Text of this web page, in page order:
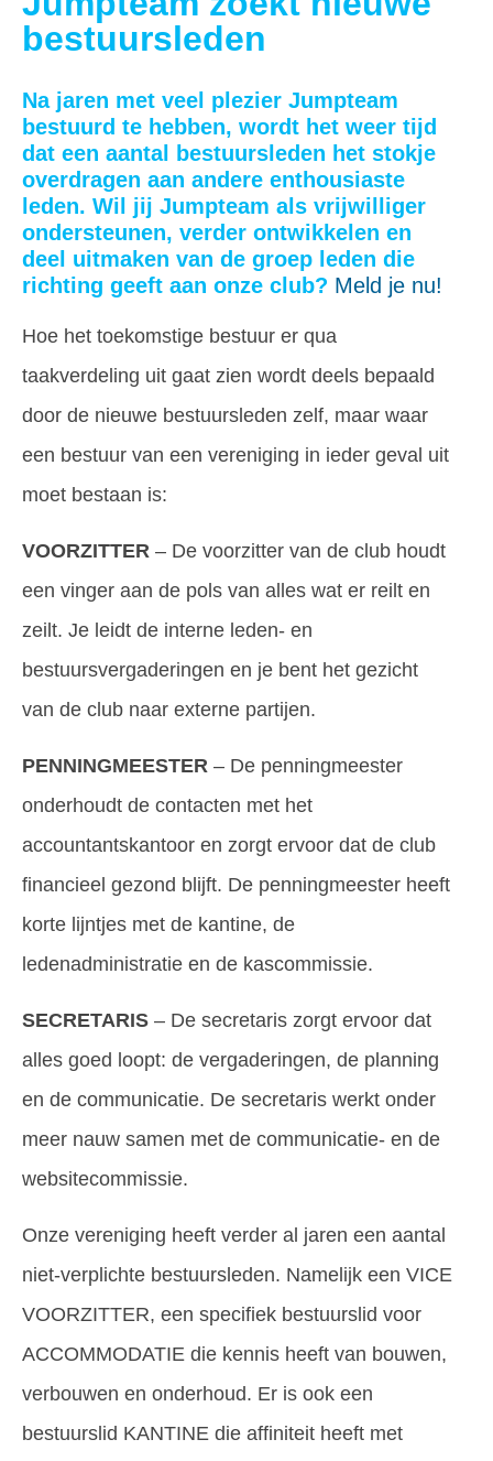
bestuursleden
Na jaren met veel plezier Jumpteam
bestuurd te hebben, wordt het weer tijd
dat een aantal bestuursleden het stokje
overdragen aan andere enthousiaste
leden. Wil jij Jumpteam als vrijwilliger
ondersteunen, verder ontwikkelen en
deel uitmaken van de groep leden die
richting geeft aan onze club? Meld je nu!
Hoe het toekomstige bestuur er qua
taakverdeling uit gaat zien wordt deels bepaald
door de nieuwe bestuursleden zelf, maar waar
een bestuur van een vereniging in ieder geval uit
moet bestaan is:
VOORZITTER – De voorzitter van de club houdt
een vinger aan de pols van alles wat er reilt en
zeilt. Je leidt de interne leden- en
bestuursvergaderingen en je bent het gezicht
van de club naar externe partijen.
PENNINGMEESTER – De penningmeester
onderhoudt de contacten met het
accountantskantoor en zorgt ervoor dat de club
financieel gezond blijft. De penningmeester heeft
korte lijntjes met de kantine, de
ledenadministratie en de kascommissie.
SECRETARIS – De secretaris zorgt ervoor dat
alles goed loopt: de vergaderingen, de planning
en de communicatie. De secretaris werkt onder
meer nauw samen met de communicatie- en de
websitecommissie.
Onze vereniging heeft verder al jaren een aantal
niet-verplichte bestuursleden. Namelijk een VICE
VOORZITTER, een specifiek bestuurslid voor
ACCOMMODATIE die kennis heeft van bouwen,
verbouwen en onderhoud. Er is ook een
bestuurslid KANTINE die affiniteit heeft met